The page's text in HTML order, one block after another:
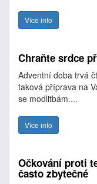
Více info
Chraňte srdce
Adventní doba trvá
taková příprava na
se modlitbám....
Více info
Očkování proti
často zbytečné